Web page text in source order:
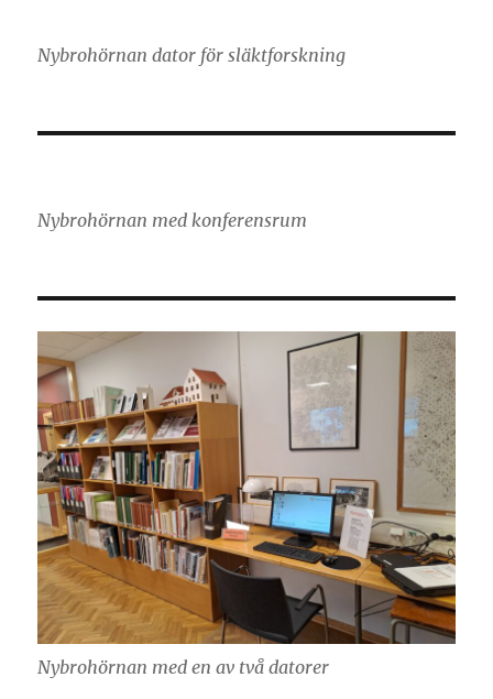
Nybrohörnan dator för släktforskning
Nybrohörnan med konferensrum
Nybrohörnan med en av två datorer